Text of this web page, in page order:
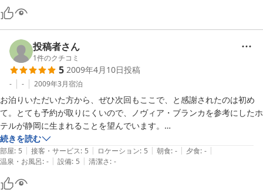
体が温まらなかったと言っていました。
滞在中のゴミ出しを宿泊者が行うことについても
価格を考えれば負担ではありません。
全体として非常に良いホテルだと思います。
【ご利用の宿泊プラン】
＊【２９平米】ベッドくっつく川の字♪ 広〜い ツイン ＊
投稿者さん
1件のクチコミ
5 2009年4月10日投稿
- - 2009年3月宿泊
お泊りいただいた方から、ぜひ次回もここで、と感謝されたのは初め
て。とても予約が取りにくいので、ノヴィア・ブランカを参考にしたホ
テルが静岡に生まれることを望んでいます。
【ご利用の宿泊プラン】
出張応援　ご奉仕価格　☆　禁煙
＊【２９平米】広〜い部屋に無印良品ベッド 禁煙シングル＊
続きを読む
部屋: 5 | 接客・サービス: 5 | ロケーション: 5 | 朝食: - | 夕食: - |
温泉・お風呂: - | 設備: 5 | 清潔さ: -